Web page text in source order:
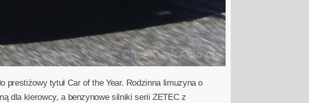
prestiżowy tytuł Car of the Year. Rodzinna limuzyna o
dla kierowcy, a benzynowe silniki serii ZETEC z